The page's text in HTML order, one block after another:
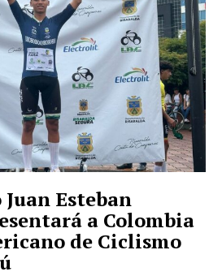
Esteban
a Colombia
de Ciclismo